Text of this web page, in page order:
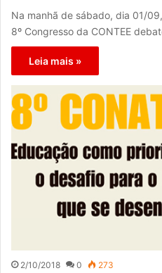
Na manhã de sábado, dia 01/
8º Congresso da CONTEE
Leia mais »
2/10/2018 0 273